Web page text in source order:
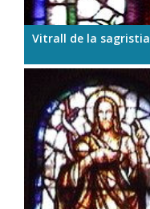
Vitrall de la sagristia